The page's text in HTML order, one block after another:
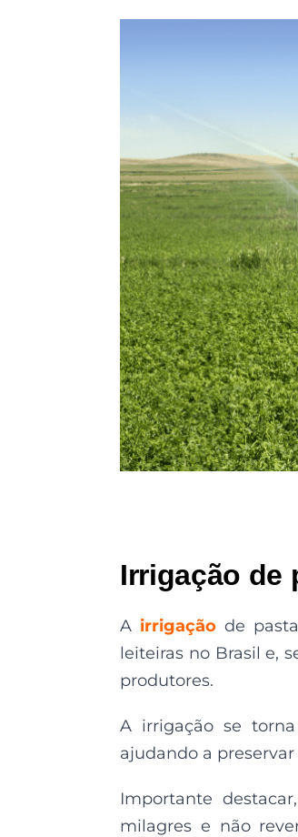
Irrigação de
A irrigação de
leiteiras no Brasil e,
produtores.
A irrigação se
ajudando a
Importante
milagres e não